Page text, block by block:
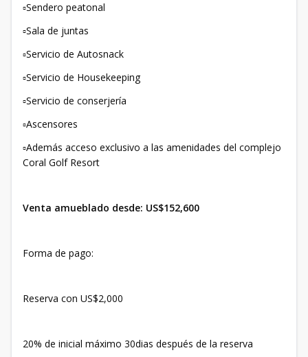
▫️Sendero peatonal
▫️Sala de juntas
▫️Servicio de Autosnack
▫️Servicio de Housekeeping
▫️Servicio de conserjería
▫️Ascensores
▫️Además acceso exclusivo a las amenidades del complejo
Coral Golf Resort
Venta amueblado desde: US$152,600
Forma de pago:
Reserva con US$2,000
20% de inicial máximo 30dias después de la reserva